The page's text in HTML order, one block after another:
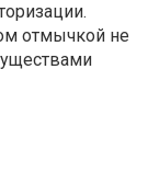
отмычкой не